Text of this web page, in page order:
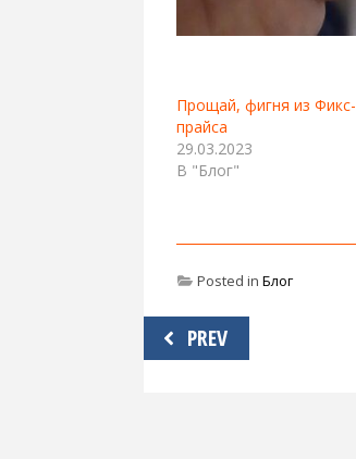
Прощай, фигня из Фикс-
прайса
29.03.2023
В "Блог"
Posted in Блог
Навигация
по
PREV